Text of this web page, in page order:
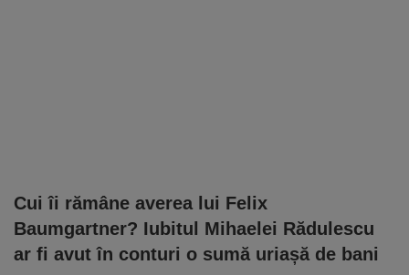
Cui îi rămâne averea lui Felix
Baumgartner? Iubitul Mihaelei Rădulescu
ar fi avut în conturi o sumă uriașă de bani